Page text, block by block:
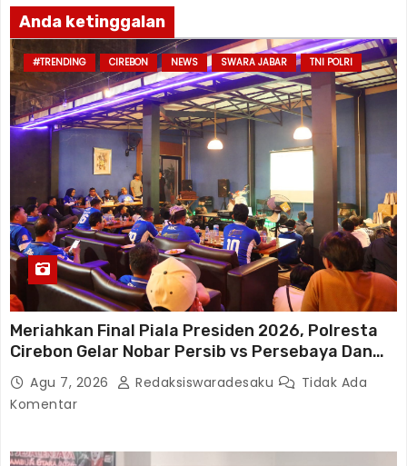
Anda ketinggalan
#TRENDING CIREBON NEWS SWARA JABAR TNI POLRI
Meriahkan Final Piala Presiden 2026, Polresta
Cirebon Gelar Nobar Persib vs Persebaya Dan
Bagi-Bagi Motor Listrik
Agu 7, 2026 Redaksiswaradesaku
Tidak Ada
Komentar